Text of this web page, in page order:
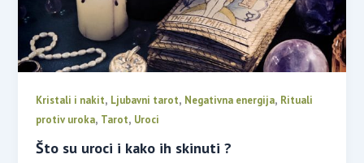
Kristali i nakit, Ljubavni tarot, Negativna energija, Rituali
protiv uroka, Tarot, Uroci
Što su uroci i kako ih skinuti ?